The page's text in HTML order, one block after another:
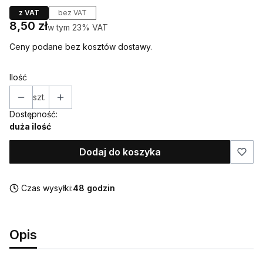
z VAT bez VAT
Cena
8,50 złw tym 23% VAT
w tym 23% VAT
Ceny podane bez kosztów dostawy.
Ilość
szt.
Dostępność:
duża ilość
Dodaj do koszyka
Czas wysyłki:48 godzin
Opis